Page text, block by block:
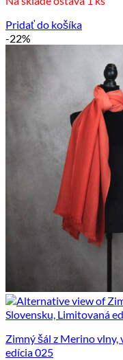
Pridať do košíka
-22%
Zimný šál z Merino vlny,
edícia 025